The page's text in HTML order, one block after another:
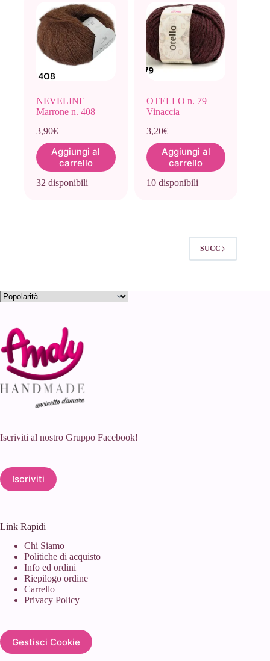
NEVELINE
Marrone n. 408
3,90€
Aggiungi al
carrello
32 disponibili
OTELLO n. 79
Vinaccia
3,20€
Aggiungi al
carrello
10 disponibili
SUCC
Iscriviti al nostro Gruppo Facebook!
Iscriviti
Link Rapidi
Chi Siamo
Politiche di acquisto
Info ed ordini
Riepilogo ordine
Carrello
Privacy Policy
Gestisci Cookie